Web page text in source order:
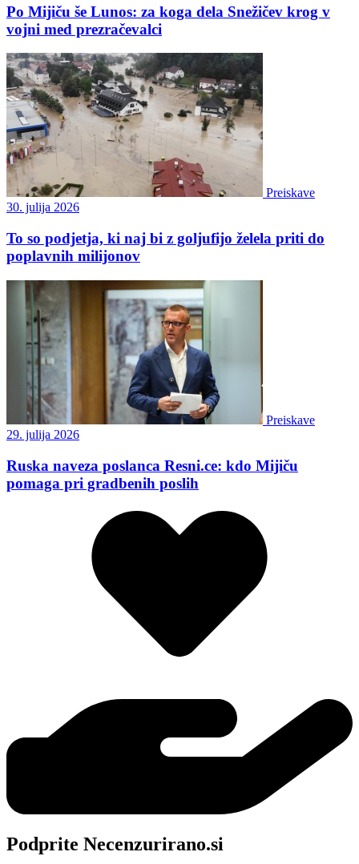
Po Mijiču še Lunos: za koga dela Snežičev krog v
vojni med prezračevalci
Preiskave
30. julija 2026
To so podjetja, ki naj bi z goljufijo želela priti do
poplavnih milijonov
Preiskave
29. julija 2026
Ruska naveza poslanca Resni.ce: kdo Mijiču
pomaga pri gradbenih poslih
Podprite Necenzurirano.si